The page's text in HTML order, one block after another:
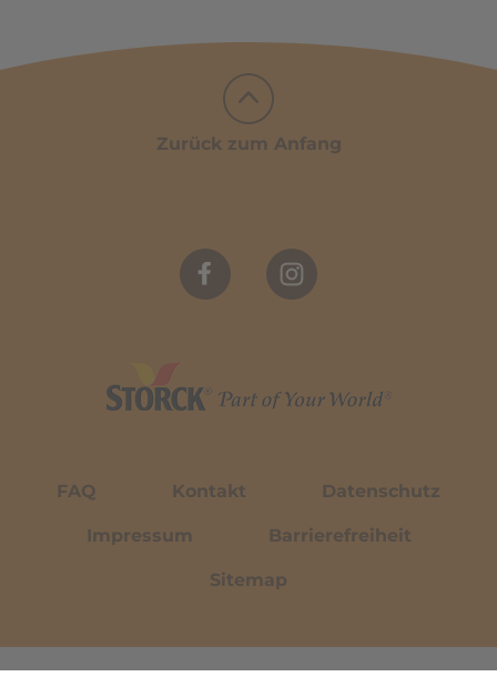
Zurück zum Anfang
FAQ Kontakt Datenschutz
Impressum Barrierefreiheit
Sitemap